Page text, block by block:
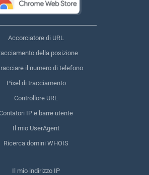
Accorciatore di URL
della posizione
il numero di telefono
Pixel di tracciamento
Controllore URL
IP e barre utente
Il mio UserAgent
Ricerca domini WHOIS
Il mio indirizzo IP